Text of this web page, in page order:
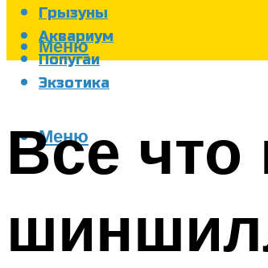
Грызуны
Аквариум
Попугаи
Экзотика
Меню
Меню
Все что